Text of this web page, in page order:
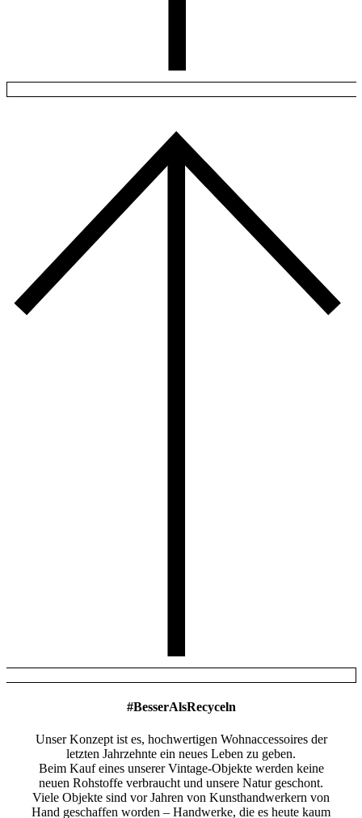
#BesserAlsRecyceln
Unser Konzept ist es, hochwertigen Wohnaccessoires der
letzten Jahrzehnte ein neues Leben zu geben.
Beim Kauf eines unserer Vintage-Objekte werden keine
neuen Rohstoffe verbraucht und unsere Natur geschont.
Viele Objekte sind vor Jahren von Kunsthandwerkern von
Hand geschaffen worden – Handwerke, die es heute kaum